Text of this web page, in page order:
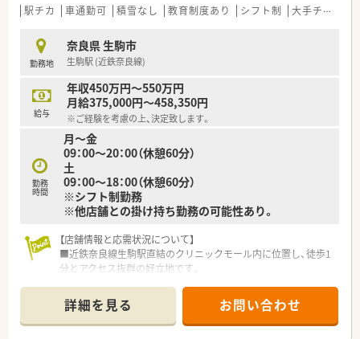
迎します。
て前向きに改善案を提案できるポジティブなマインドを持つ方
を募ります。
【法人特徴について】
■生駒市内を中心に調剤薬局を5店舗展開している地元企業で、
地域密着型の運営を追求し地域の健康を支える役割を担ってい
ます。
■在宅医療への積極的な取り組みや薬剤師への継続的な教育に
力を入れており、専門性を高めながら地域医療に貢献できる環境
です。
■風通しの良い組織風土が特徴の個人薬局であり、本部との距離
も近く現場の意見が反映されやすいアットホームな運営を行っ
ています。
駅チカ 車通勤可 積雪なし 教育制度あり シフト制 大手チェーン以外
勤務地
奈良県 生駒市
生駒駅 (近鉄奈良線)
給与
年収450万円～550万円
月給375,000円～458,350円
※ご経験を考慮の上、決定致します。
勤務
時間
月～金
09：00～20：00（休憩60分）
土
09：00～18：00（休憩60分）
※シフト制勤務
※他店舗との掛け持ち勤務の可能性あり。
【店舗情報と応需状況について】
■近鉄奈良線生駒駅直結のクリニックモール内に位置し、徒歩1
分とアクセス抜群の好立地です。
関から幅広い科目を応需しています。
■1日平均約200枚の処方箋を、薬剤師常時4～5名、事務3名の充
実した体制で対応しています。
詳細を見る お問い合わせ